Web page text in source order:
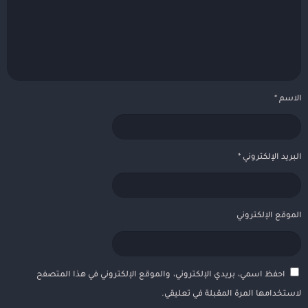
الاسم *
البريد الإلكتروني *
الموقع الإلكتروني
احفظ اسمي، بريدي الإلكتروني، والموقع الإلكتروني في هذا المتصفح
لاستخدامها المرة المقبلة في تعليقي.